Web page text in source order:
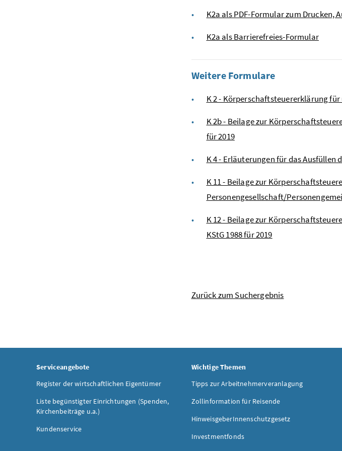
K2a als PDF-Formular zum Drucken,
K2a als Barrierefreies-Formular
Weitere Formulare
K 2 - Körperschaftsteuererklärung
K 2b - Beilage zur
für 2019
K 4 - Erläuterungen für das Ausfüllen
K 11 - Beilage zur
Personengesellschaft/
K 12 - Beilage zur
KStG 1988 für 2019
Zurück zum Suchergebnis
Serviceangebote
Register der wirtschaftlichen Eigentümer
Liste begünstigter Einrichtungen (Spenden,
Kirchenbeiträge u.a.)
Kundenservice
Wichtige Themen
Tipps zur Arbeitnehmerveranlagung
Zollinformation für Reisende
HinweisgeberInnenschutzgesetz
Investmentfonds